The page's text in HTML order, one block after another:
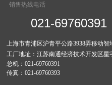
上海市青浦区沪青平公路3938弄移动智
工厂地址：江苏南通经济技术开发区星
总机：021-69760391
传真：021-69760393
021-69760391
销售热线电话